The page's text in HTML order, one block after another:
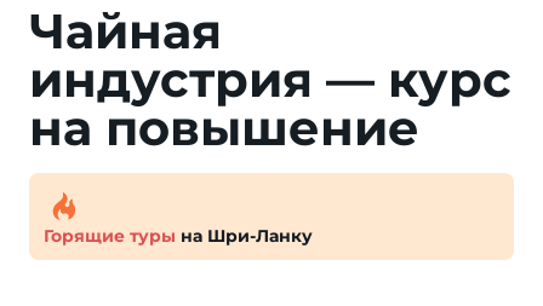
Чайная
индустрия — курс
на повышение
Горящие туры на Шри-Ланку